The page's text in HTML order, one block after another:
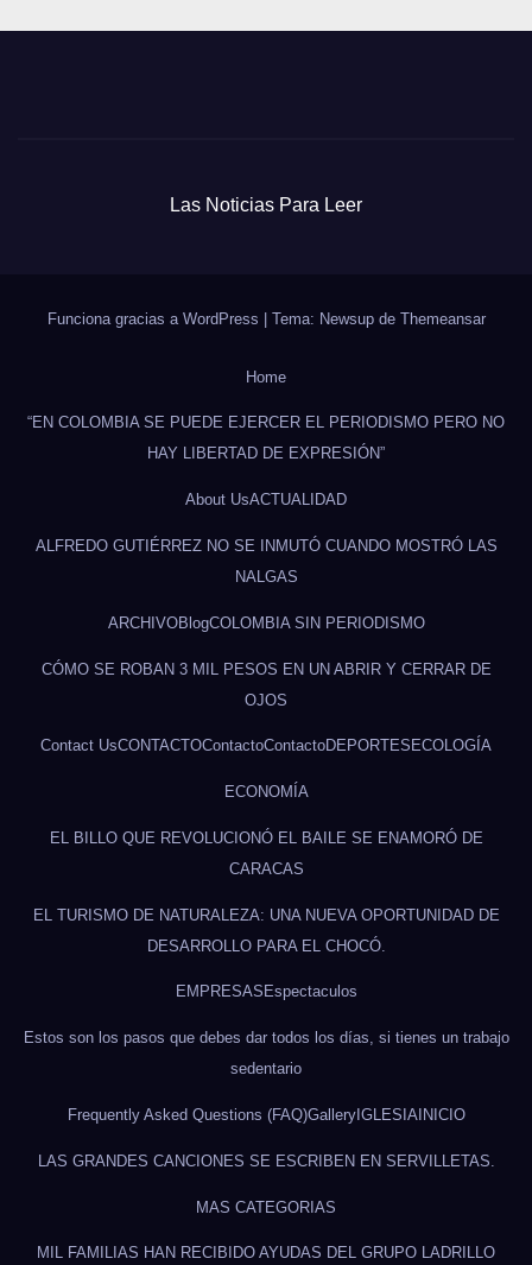
Las Noticias Para Leer
Funciona gracias a WordPress Tema: Newsup de Themeansar
Home
“EN COLOMBIA SE PUEDE EJERCER EL PERIODISMO PERO NO
HAY LIBERTAD DE EXPRESIÓN”
About UsACTUALIDAD
ALFREDO GUTIÉRREZ NO SE INMUTÓ CUANDO MOSTRÓ LAS
NALGAS
ARCHIVOBlogCOLOMBIA SIN PERIODISMO
CÓMO SE ROBAN 3 MIL PESOS EN UN ABRIR Y CERRAR DE
OJOS
Contact UsCONTACTOContactoContactoDEPORTES ECOLOGÍA
ECONOMÍA
EL BILLO QUE REVOLUCIONÓ EL BAILE SE ENAMORÓ DE
CARACAS
EL TURISMO DE NATURALEZA: UNA NUEVA OPORTUNIDAD DE
DESARROLLO PARA EL CHOCÓ.
EMPRESAS Espectaculos
Estos son los pasos que debes dar todos los días, si tienes un trabajo
sedentario
Frequently Asked Questions (FAQ)GalleryIGLESIA INICIO
LAS GRANDES CANCIONES SE ESCRIBEN EN SERVILLETAS.
MAS CATEGORIAS
MIL FAMILIAS HAN RECIBIDO AYUDAS DEL GRUPO LADRILLO